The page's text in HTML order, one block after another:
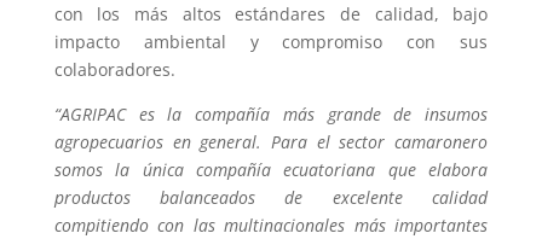
con los más altos estándares de calidad, bajo
impacto ambiental y compromiso con sus
colaboradores.
“AGRIPACes la compañía más grande de insumos
agropecuarios en general. Para el sector camaronero
somos la única compañía ecuatoriana que elabora
productos balanceados de excelente calidad
compitiendo con las multinacionales más importantes